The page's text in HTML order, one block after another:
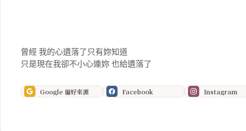
曾經 我的心遺落了只有妳知道
只是現在我卻不小心連妳 也給遺落了
Google 偏好來源 Facebook Instagram